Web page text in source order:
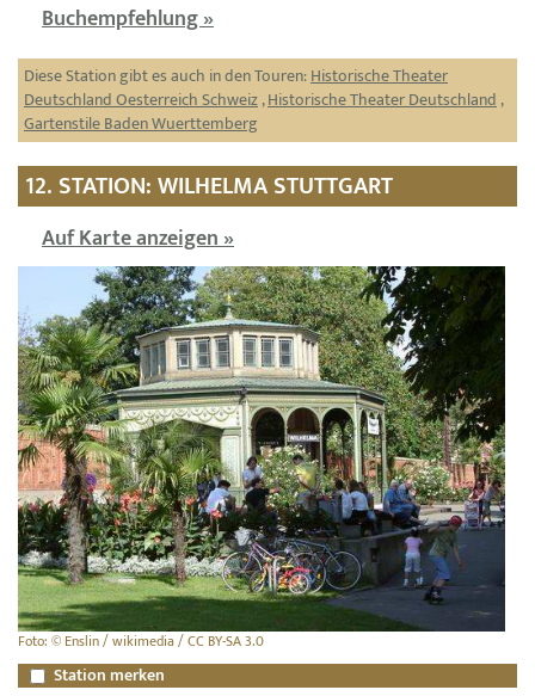
Buchempfehlung »
Diese Station gibt es auch in den Touren:Historische Theater
Deutschland Oesterreich Schweiz,Historische Theater Deutschland,
Gartenstile Baden Wuerttemberg
12. STATION: WILHELMA STUTTGART
Auf Karte anzeigen »
Foto: © Enslin / wikimedia / CC BY-SA 3.0
Station merken